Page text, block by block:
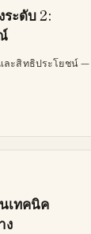
ะดับ 2:
ะสิทธิประโยชน์ —
เทคนิค
ง